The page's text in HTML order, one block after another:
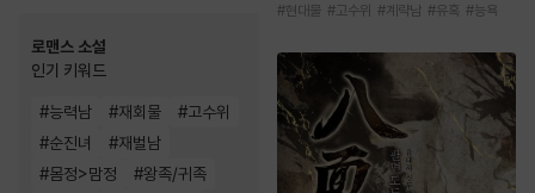
로맨스 소설
인기 키워드
#능력남 #재회물 #고수위
#순진녀 #재벌남
#몸정>맘정 #왕족/귀족
#현대물 #고수위 #계략남 #유혹 #능욕